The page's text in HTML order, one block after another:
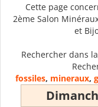
Cette page
2ème Salon
et
Rechercher dans
fossiles, mineraux,